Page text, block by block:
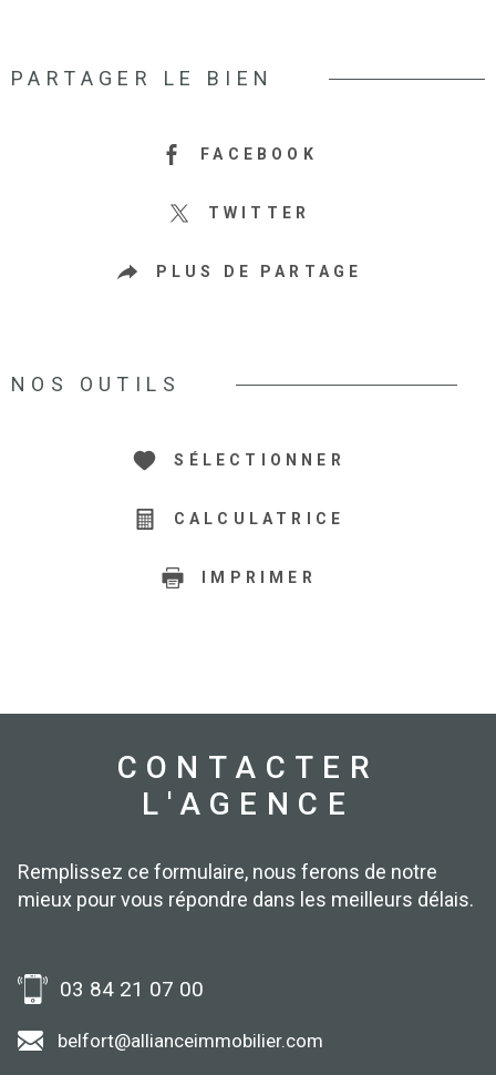
PARTAGER LE BIEN
FACEBOOK
TWITTER
PLUS DE PARTAGE
NOS OUTILS
SÉLECTIONNER
CALCULATRICE
IMPRIMER
CONTACTER
L'AGENCE
Remplissez ce formulaire, nous ferons de notre
mieux pour vous répondre dans les meilleurs délais.
03 84 21 07 00
belfort@allianceimmobilier.com